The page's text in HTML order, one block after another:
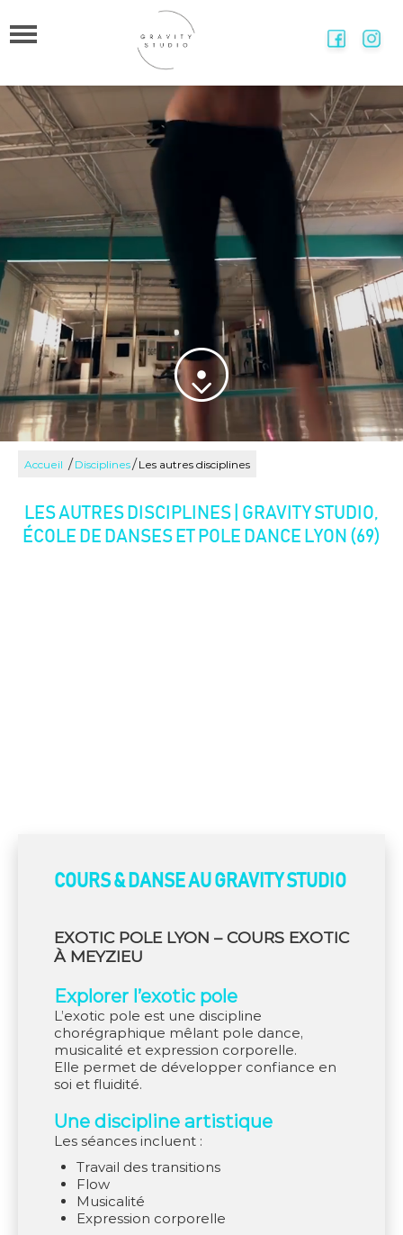
Accueil / Disciplines/ Les autres disciplines
LES AUTRES DISCIPLINES | GRAVITY STUDIO,
ÉCOLE DE DANSES ET POLE DANCE LYON (69)
COURS & DANSE AU GRAVITY STUDIO
EXOTIC POLE LYON – COURS EXOTIC
À MEYZIEU
Explorer l’exotic pole
L’exotic pole est une discipline
chorégraphique mêlant pole dance,
musicalité et expression corporelle.
Elle permet de développer confiance en
soi et fluidité.
Une discipline artistique
Les séances incluent :
travail des transitions
flow
musicalité
expression corporelle